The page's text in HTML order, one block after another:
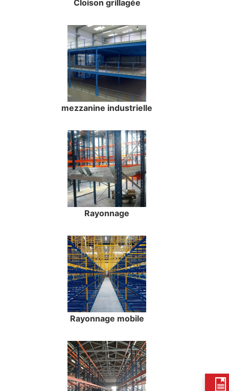
Cloison grillagée
mezzanine industrielle
Rayonnage
Rayonnage mobile